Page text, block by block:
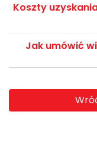
Koszty
Jak umówić